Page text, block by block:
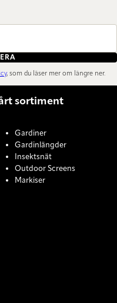
, som du läser mer om längre ner.
sortiment
Gardiner
Gardinlängder
Insektsnät
Outdoor Screens
Markiser